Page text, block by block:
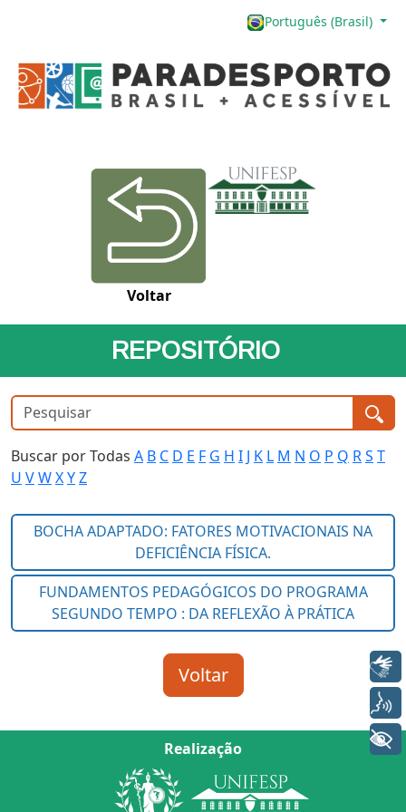
Português (Brasil)
Voltar
REPOSITÓRIO
Buscar por Todas A B C D E F G H I J K L M N O P Q RS T
U VWXYZ
Realização